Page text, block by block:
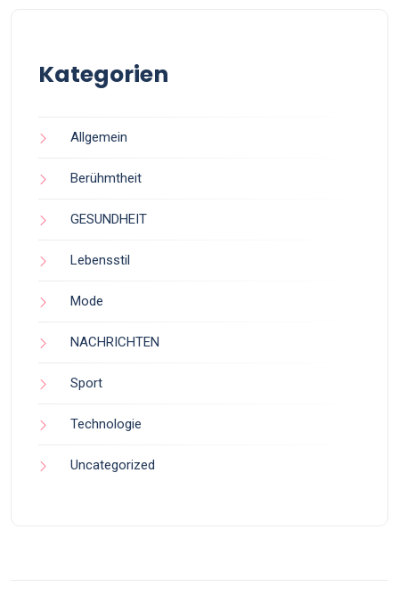
Kategorien
Allgemein
Berühmtheit
GESUNDHEIT
Lebensstil
Mode
NACHRICHTEN
Sport
Technologie
Uncategorized